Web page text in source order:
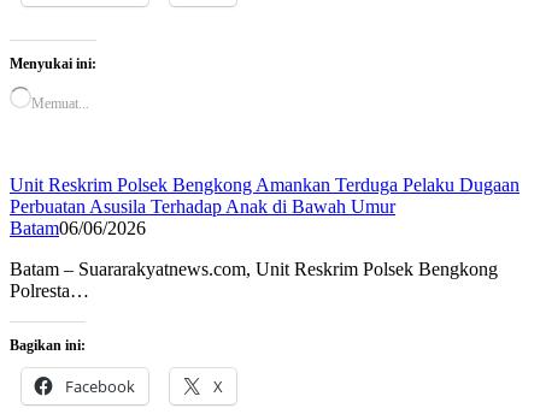
Menyukai ini:
Memuat...
Unit Reskrim Polsek Bengkong Amankan Terduga Pelaku Dugaan
Perbuatan Asusila Terhadap Anak di Bawah Umur
Batam06/06/2026
Batam – Suararakyatnews.com, Unit Reskrim Polsek Bengkong
Polresta…
Bagikan ini:
Facebook X